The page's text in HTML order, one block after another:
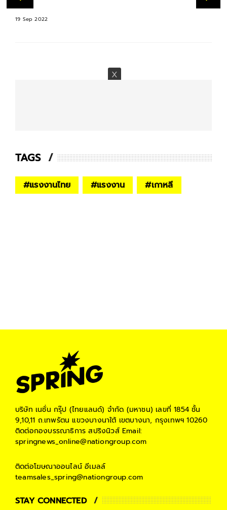
19 Sep 2022
TAGS
#แรงงานไทย #แรงงาน #เกาหลี
บริษัท เนชั่น กรุ๊ป (ไทยแลนด์) จำกัด (มหาชน) เลขที่ 1854 ชั้น
9,10,11 ถ.เทพรัตน แขวงบางนาใต้ เขตบางนา, กรุงเทพฯ 10260
ติดต่อกองบรรณาธิการ สปริงนิวส์Email:
springnews_online@nationgroup.com
ติดต่อโฆษณาออนไลน์ อีเมลล์
teamsales_spring@nationgroup.com
STAY CONNECTED